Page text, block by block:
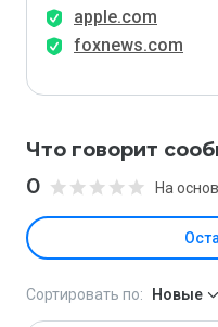
apple.com
foxnews.com
Что говорит
0 На
Сортировать по: Новые